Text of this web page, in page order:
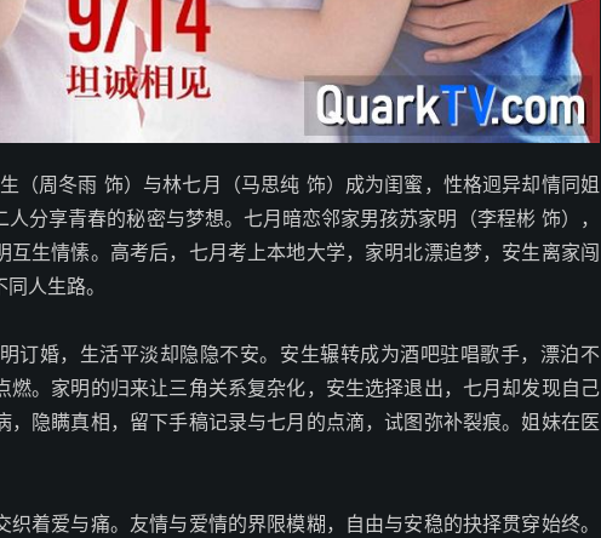
（周冬雨 饰）与林七月（马思纯 饰）成为闺蜜，性格迥异却情同姐
分享青春的秘密与梦想。七月暗恋邻家男孩苏家明（李程彬 饰），
生情愫。高考后，七月考上本地大学，家明北漂追梦，安生离家闯
人生路。
订婚，生活平淡却隐隐不安。安生辗转成为酒吧驻唱歌手，漂泊不
燃。家明的归来让三角关系复杂化，安生选择退出，七月却发现自己
，隐瞒真相，留下手稿记录与七月的点滴，试图弥补裂痕。姐妹在医
着爱与痛。友情与爱情的界限模糊，自由与安稳的抉择贯穿始终。